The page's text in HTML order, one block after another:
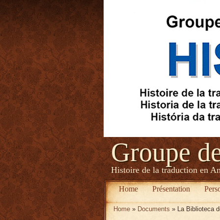
Groupe
Histoire de la traduction en
Home Présentation
Home » Documents » La Biblioteca